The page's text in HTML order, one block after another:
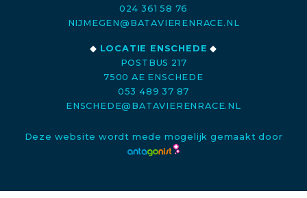
024 361 58 76
NIJMEGEN@BATAVIERENRACE.NL
◆ LOCATIE ENSCHEDE ◆
POSTBUS 217
7500 AE ENSCHEDE
053 489 37 87
ENSCHEDE@BATAVIERENRACE.NL
Deze website wordt mede mogelijk gemaakt door